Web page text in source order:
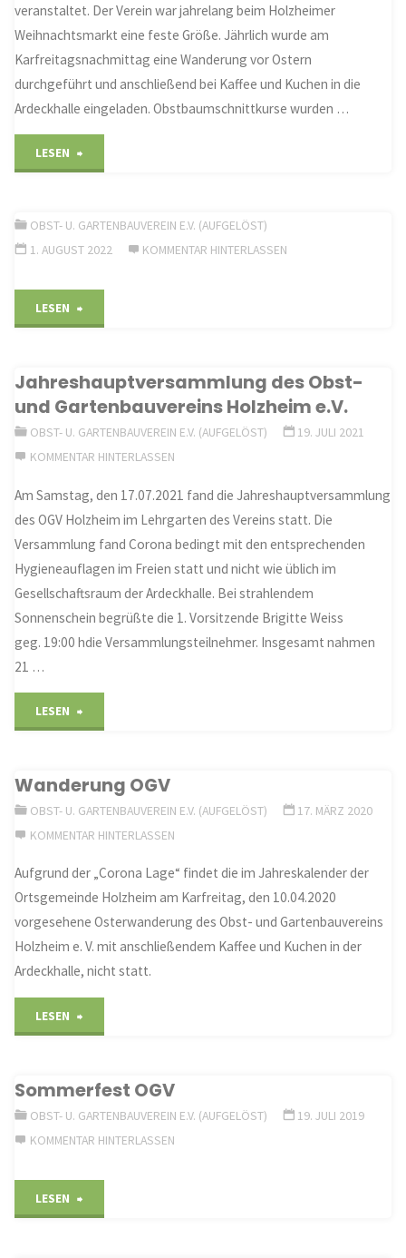
veranstaltet. Der Verein war jahrelang beim Holzheimer
Weihnachtsmarkt eine feste Größe. Jährlich wurde am
Karfreitagsnachmittag eine Wanderung vor Ostern
durchgeführt und anschließend bei Kaffee und Kuchen in die
Ardeckhalle eingeladen. Obstbaumschnittkurse wurden …
LESEN
beschließen
am
die
Auflösung
Obst
und
Gartenbauvereins
OBST- U. GARTENBAUVEREIN E.V. (AUFGELÖST)
1. AUGUST 2022
KOMMENTAR HINTERLASSEN
LESEN
Jahreshauptversammlung des Obst-
und Gartenbauvereins Holzheim e.V.
OBST- U. GARTENBAUVEREIN E.V. (AUFGELÖST)
19. JULI 2021
KOMMENTAR HINTERLASSEN
Am Samstag, den 17.07.2021 fand die Jahreshauptversammlung
des OGV Holzheim im Lehrgarten des Vereins statt. Die
Versammlung fand Corona bedingt mit den entsprechenden
Hygieneauflagen im Freien statt und nicht wie üblich im
Gesellschaftsraum der Ardeckhalle. Bei strahlendem
Sonnenschein begrüßte die 1. Vorsitzende Brigitte Weiss
geg. 19:00 hdie Versammlungsteilnehmer. Insgesamt nahmen
21 …
LESEN
Obst-
Holzheim
e.V."
Wanderung OGV
OBST- U. GARTENBAUVEREIN E.V. (AUFGELÖST)
17. MÄRZ 2020
KOMMENTAR HINTERLASSEN
Aufgrund der „Corona Lage“ findet die im Jahreskalender der
Ortsgemeinde Holzheim am Karfreitag, den 10.04.2020
vorgesehene Osterwanderung des Obst- und Gartenbauvereins
Holzheim e. V. mit anschließendem Kaffee und Kuchen in der
Ardeckhalle, nicht statt.
LESEN
Sommerfest OGV
OBST- U. GARTENBAUVEREIN E.V. (AUFGELÖST)
19. JULI 2019
KOMMENTAR HINTERLASSEN
LESEN